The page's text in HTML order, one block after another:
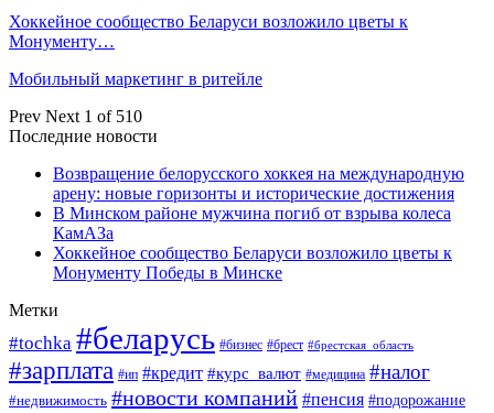
Хоккейное сообщество Беларуси возложило цветы к
Монументу…
Мобильный маркетинг в ритейле
Prev Next 1 of 510
Последние новости
Возвращение белорусского хоккея на международную
арену: новые горизонты и исторические достижения
В Минском районе мужчина погиб от взрыва колеса
КамАЗа
Хоккейное сообщество Беларуси возложило цветы к
Монументу Победы в Минске
Метки
#tochka #беларусь #бизнес #брест #брестская_область
#зарплата #ип #кредит #курс_валют #медицина #налог
#недвижимость #новости компаний #пенсия #подорожание